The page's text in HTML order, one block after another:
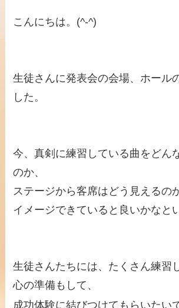
こんにちは。(^-^)
生徒さんに発表会の会場、ホール
した。
今、真剣に練習している曲をどん
のか、
ステージから客席はどう見えるの
イメージできていると良いかなと
生徒さんたちには、たくさん練習
心の準備もして、
成功体験に結びつけてもらいたい